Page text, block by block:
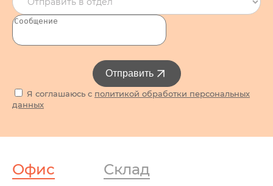
Я соглашаюсь с политикой обработки персональных
данных
Отправить
Офис Склад